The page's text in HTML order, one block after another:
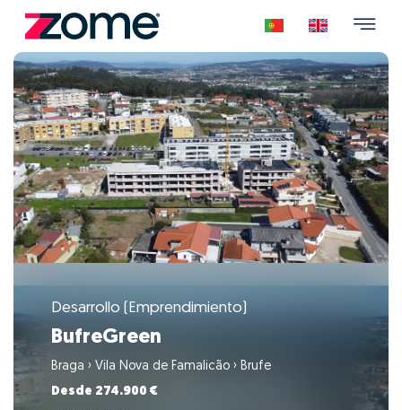
Desarrollo (Emprendimiento)
BufreGreen
Braga › Vila Nova de Famalicão › Brufe
Desde 274.900 €